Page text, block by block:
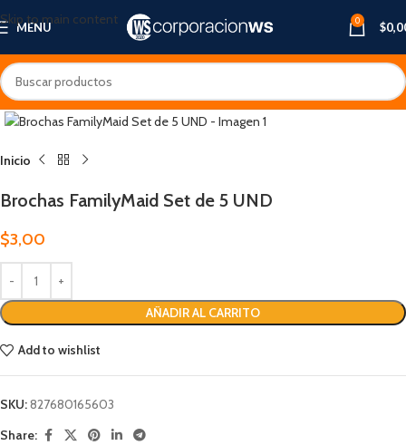
Skip to main content
MENU 0 $
Inicio
Brochas FamilyMaid Set de 5 UND
$3,00
AÑADIR AL CARRITO
Add to wishlist
SKU:827680165603
Share: